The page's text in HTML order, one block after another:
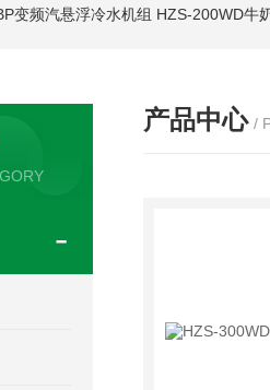
变频汽悬浮冷水机组 HZS-200WD牛
产品中心 /